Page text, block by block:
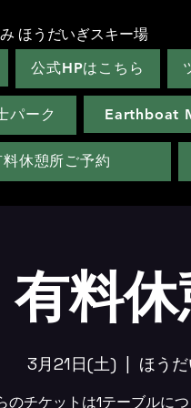
ほうだいぎスキー場
公式HPはこちら
パーク Earthboat
料休憩所ご予約
有料
3月21日(土)
  |
ほう
のチケットは1テーブルに